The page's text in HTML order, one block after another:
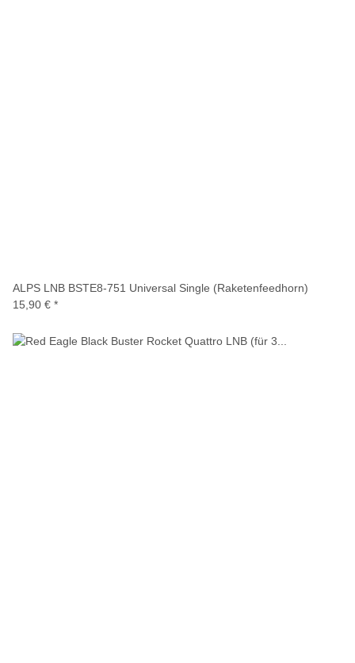
ALPS LNB BSTE8-751 Universal Single (Raketenfeedhorn)
15,90 € *